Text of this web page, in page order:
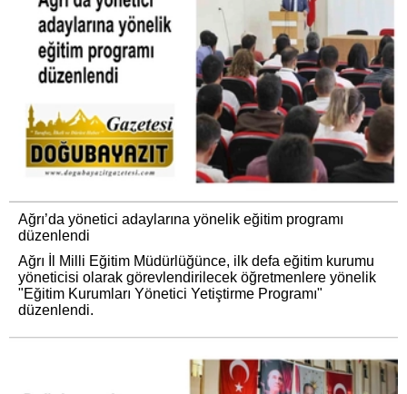
Ağrı’da yönetici adaylarına yönelik eğitim programı
düzenlendi
Ağrı İl Milli Eğitim Müdürlüğünce, ilk defa eğitim kurumu
yöneticisi olarak görevlendirilecek öğretmenlere yönelik
"Eğitim Kurumları Yönetici Yetiştirme Programı"
düzenlendi.